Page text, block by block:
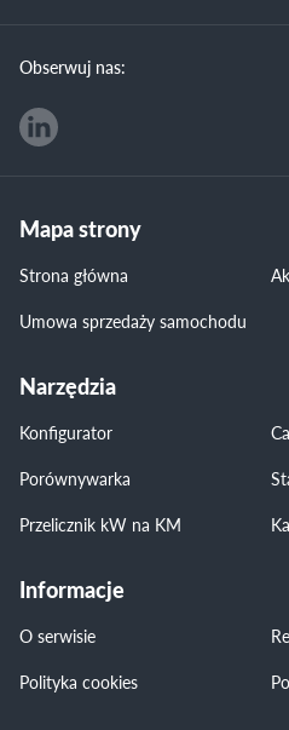
Obserwuj nas:
Mapa strony
Strona główna
Umowa sprzedaży samochodu
Narzędzia
Konfigurator
Porównywarka
Przelicznik kW na KM
Informacje
O serwisie
Polityka cookies